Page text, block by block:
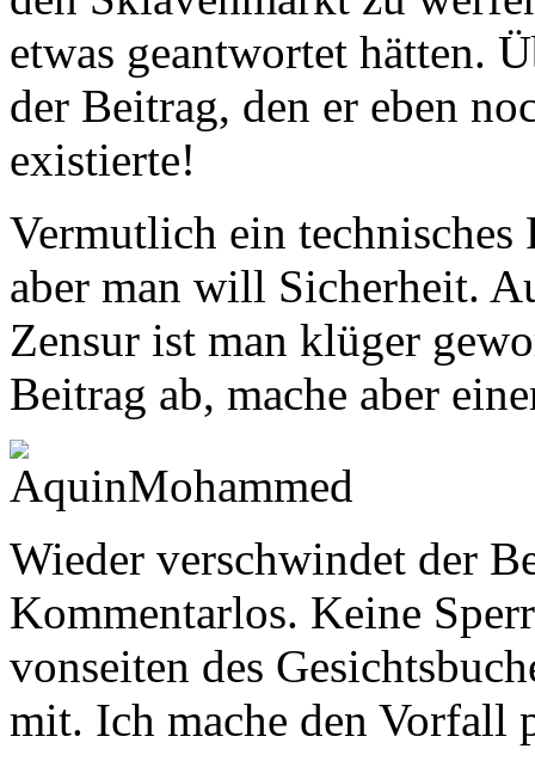
etwas geantwortet hätten.
der Beitrag, den er eben
existierte!
Vermutlich ein technisches
aber man will Sicherheit.
Zensur ist man klüger
Beitrag ab, mache aber
Wieder verschwindet der
Kommentarlos. Keine
vonseiten des
mit. Ich mache den Vorfall